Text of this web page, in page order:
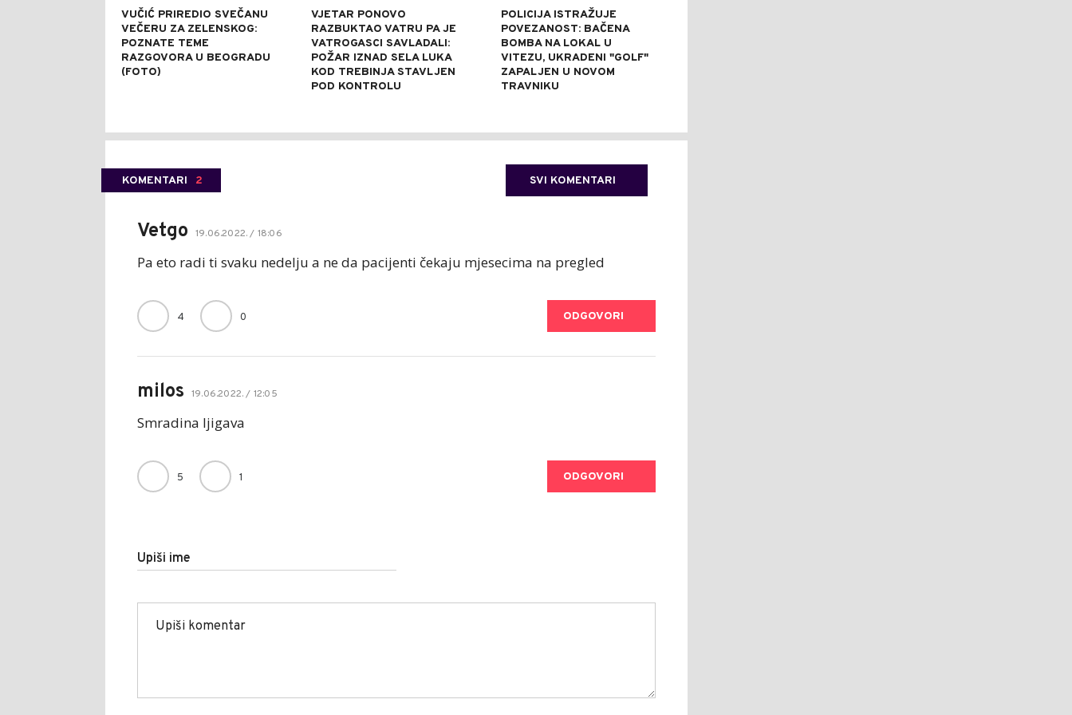
VUČIĆ PRIREDIO SVEČANU
VEČERU ZA ZELENSKOG:
POZNATE TEME
RAZGOVORA U BEOGRADU
(FOTO)
VJETAR PONOVO
RAZBUKTAO VATRU PA JE
VATROGASCI SAVLADALI:
POŽAR IZNAD SELA LUKA
KOD TREBINJA STAVLJEN
POD KONTROLU
POLICIJA ISTRAŽUJE
POVEZANOST: BAČENA
BOMBA NA LOKAL U
VITEZU, UKRADENI "GOLF"
ZAPALJEN U NOVOM
TRAVNIKU
KOMENTARI 2 SVI KOMENTARI
Vetgo 19.06.2022. / 18:06
Pa eto radi ti svaku nedelju a ne da pacijenti čekaju mjesecima na pregled
4 0 ODGOVORI
milos 19.06.2022. / 12:05
Smradina ljigava
5 1 ODGOVORI
Upiši ime